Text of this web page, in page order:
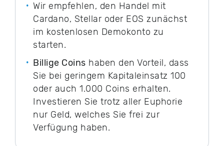
Wir empfehlen, den Handel mit
Cardano, Stellar oder EOS zunächst
im kostenlosen Demokonto zu
starten.
Billige Coins haben den Vorteil, dass
Sie bei geringem Kapitaleinsatz 100
oder auch 1.000 Coins erhalten.
Investieren Sie trotz aller Euphorie
nur Geld, welches Sie frei zur
Verfügung haben.